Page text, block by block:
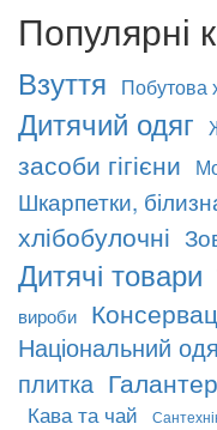
Популярні
Взуття Побутова
Дитячий одяг
засоби гігієни
Шкарпетки,
хлібобулочні
Дитячі товари
вироби
Національний
плитка
Кава та чай